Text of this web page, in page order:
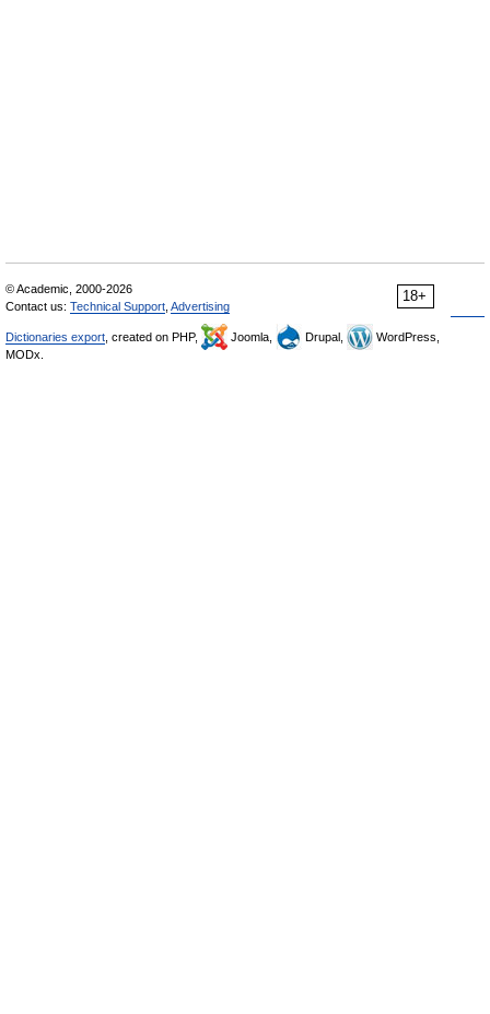
18+
© Academic, 2000-2026
Contact us: Technical Support Advertising
Dictionaries export , created on PHP, Joomla, Drupal,
WordPress,
MODx.